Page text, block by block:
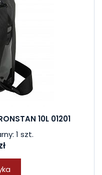
10L 01201
1 szt.